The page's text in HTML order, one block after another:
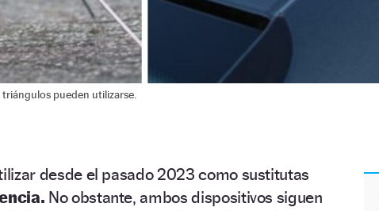
pueden utilizarse.
desde el pasado 2023 como sustitutas
No obstante, ambos dispositivos siguen